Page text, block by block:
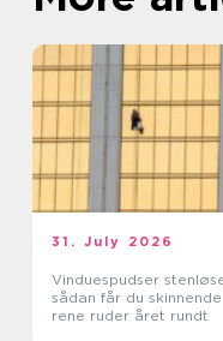
31. July 2026
Vinduespudser
sådan får du skinnende
rene ruder året rundt